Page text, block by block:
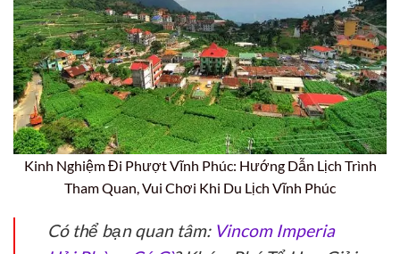
Kinh Nghiệm Đi Phượt Vĩnh Phúc: Hướng Dẫn Lịch Trình
Tham Quan, Vui Chơi Khi Du Lịch Vĩnh Phúc
Có thể bạn quan tâm: Vincom Imperia